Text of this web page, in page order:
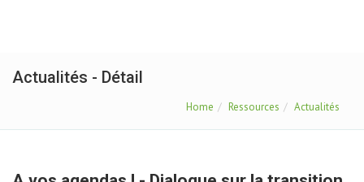
Actualités - Détail
Home Ressources Actualités